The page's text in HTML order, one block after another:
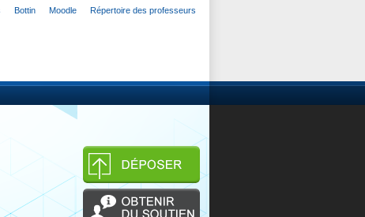
Bottin Moodle Répertoire des professeurs